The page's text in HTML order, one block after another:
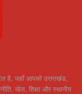
है, जहाँ आपको उत्तराखंड,
खेल, शिक्षा और स्थानीय